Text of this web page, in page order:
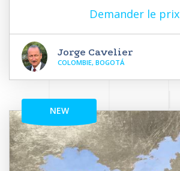
Demander le prix
Jorge Cavelier
COLOMBIE, BOGOTÁ
NEW